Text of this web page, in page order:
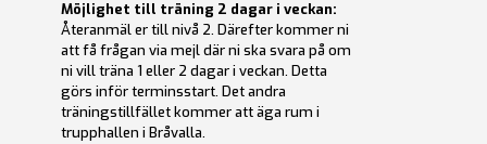
Möjlighet till träning 2 dagar i veckan:
Återanmäl er till nivå 2. Därefter kommer ni
att få frågan via mejl där ni ska svara på om
ni vill träna 1 eller 2 dagar i veckan. Detta
görs inför terminsstart. Det andra
träningstillfället kommer att äga rum i
trupphallen i Bråvalla.